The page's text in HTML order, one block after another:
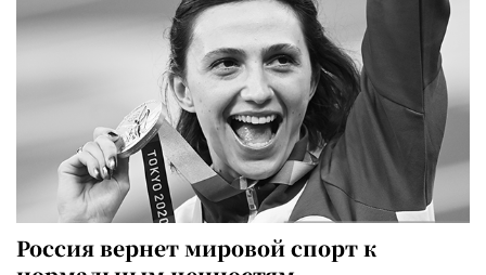
Россия вернет мировой спорт к